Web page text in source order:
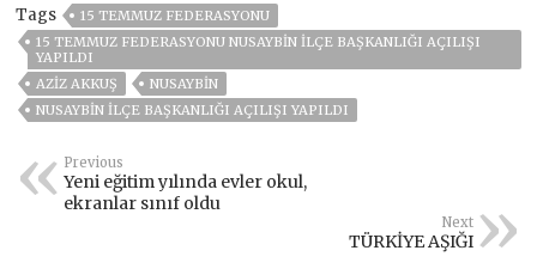
Tags
15 TEMMUZ FEDERASYONU
15 TEMMUZ FEDERASYONU NUSAYBIN İLÇE BAŞKANLIĞI AÇILIŞI
YAPILDI
AZİZ AKKUŞ
NUSAYBİN
NUSAYBIN İLÇE BAŞKANLIĞI AÇILIŞI YAPILDI
Previous
Yeni eğitim yılında evler okul,
ekranlar sınıf oldu
Next
TÜRKİYE AŞIĞI